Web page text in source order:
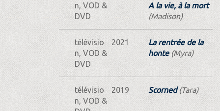
n, VOD &
DVD
A la vie, à la mort
(Madison)
télévisio
n, VOD &
DVD
2021
La rentrée de la
honte(Myra)
télévisio
n, VOD &
2019 Scorned(Tara)